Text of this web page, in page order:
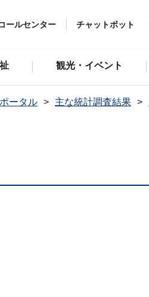
ールセンター チャットボット
観光・イベント
ータル 主な統計調査結果